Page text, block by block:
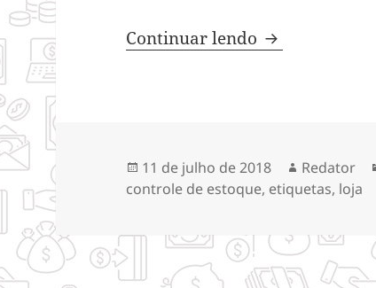
Continuar lendo Como
Publicado
em
11 de julho de 2018 Autor
Redator
controle de estoque, etiquetas, loja